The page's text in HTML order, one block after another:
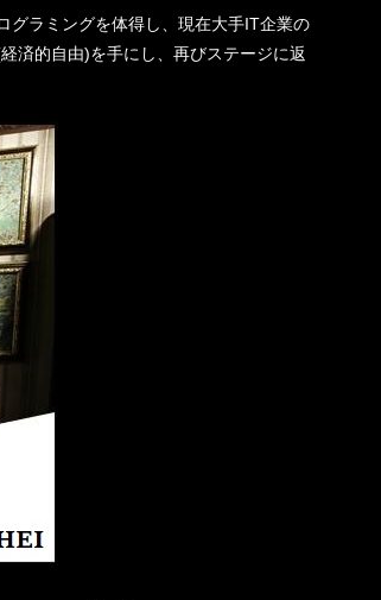
ラミングを体得し、現在大手IT企業の
済的自由)を手にし、再びステージに返